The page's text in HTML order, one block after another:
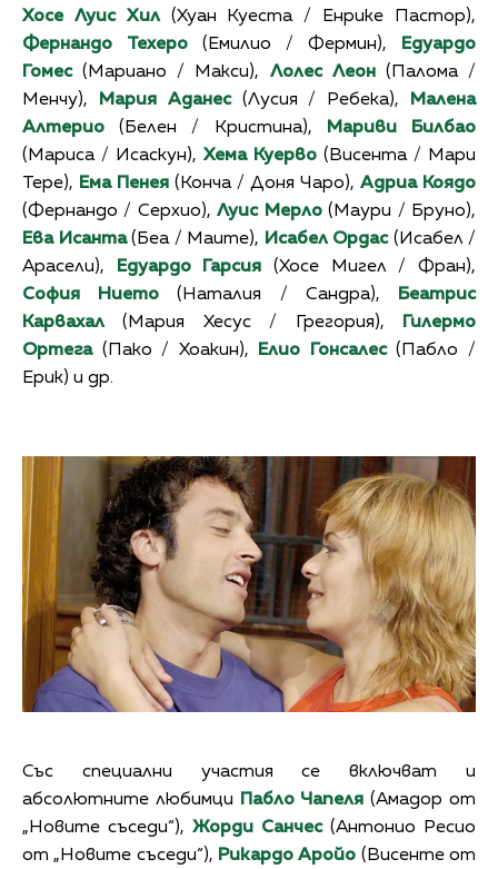
Хосе Луис Хил(Хуан Куеста / Енрике Пастор),
Фернандо Техеро (Емилио / Фермин),
Едуардо
Гомес(Мариано / Макси), Лолес Леон(Палома /
Менчу),
Мария Аданес(Лусия / Ребека),
Малена
Алтерио (Белен / Кристина),
Мариви Билбао
(Мариса / Исаскун), Хема Куерво (Висента / Мари
Тере), Ема Пенея (Конча / Доня Чаро), Адриа Коядо
(Фернандо / Серхио),Луис Мерло(Маури / Бруно),
Ева Исанта(Беа / Маите), Исабел Ордас(Исабел /
Арасели),
Едуардо Гарсия (Хосе Мигел / Фран),
София Нието(Наталия / Сандра),
Беатрис
Карвахал(Мария Хесус / Грегория), Гилермо
Ортега(Пако / Хоакин), Елио Гонсалес(Пабло /
Ерик) и др.
Със специални участия се включват и
абсолютните любимци
Пабло Чапеля (Амадор от
„Новите съседи“), Жорди Санчес(Антонио Ресио
от „Новите съседи“), Рикардо Аройо (Висенте от